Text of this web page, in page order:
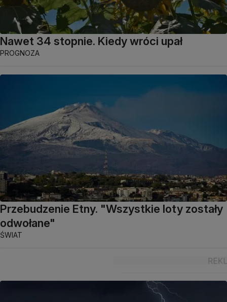
Nawet 34 stopnie. Kiedy wróci upał
PROGNOZA
Przebudzenie Etny. "Wszystkie loty zostały
odwołane"
ŚWIAT